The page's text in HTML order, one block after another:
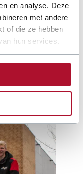
en analyse. Deze
met andere
of die ze hebben
hun services.